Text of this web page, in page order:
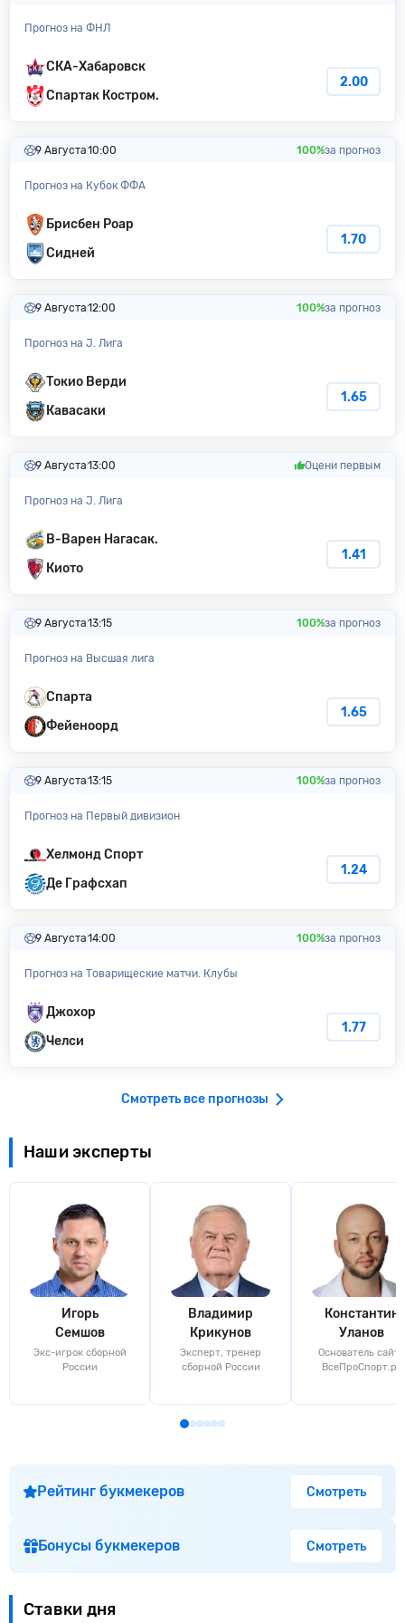
Прогноз на ФНЛ
СКА-Хабаровск
Спартак Костром.
2.00
9 Августа10:00 100%за прогноз
Прогноз на Кубок ФФА
Брисбен Роар
Сидней
1.70
9 Августа12:00 100%за прогноз
Прогноз на J. Лига
Токио Верди
Кавасаки
1.65
9 Августа13:00 Оцени первым
Прогноз на J. Лига
В-Варен Нагасак.
Киото
1.41
9 Августа13:15 100%за прогноз
Прогноз на Высшая лига
Спарта
Фейеноорд
1.65
9 Августа13:15 100%за прогноз
Прогноз на Первый дивизион
Хелмонд Спорт
Де Графсхап
1.24
9 Августа14:00 100%за прогноз
Прогноз на Товарищеские матчи. Клубы
Джохор
Челси
1.77
Смотреть все прогнозы
Наши эксперты
Игорь
Семшов
Экс-игрок сборной
России
Владимир
Крикунов
Эксперт, тренер
сборной России
Константин
Уланов
Основатель сайта
ВсеПроСпорт.ру
Рейтинг букмекеров Смотреть
Бонусы букмекеров Смотреть
Ставки дня